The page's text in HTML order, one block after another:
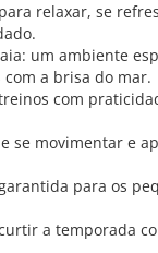
relaxar, se
um ambiente
a brisa do mar.
com
se movimentar e
para os
a temporada